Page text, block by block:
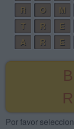
R
O M
T
R E
A
R E
Por favor